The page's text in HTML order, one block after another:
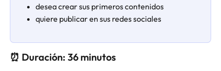
desea crear sus primeros contenidos
quiere publicar en sus redes sociales
⏰ Duración: 36 minutos